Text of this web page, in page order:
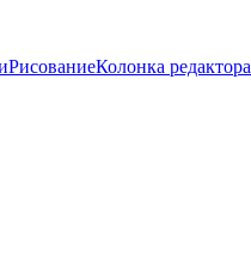
РисованиеКолонка редактора